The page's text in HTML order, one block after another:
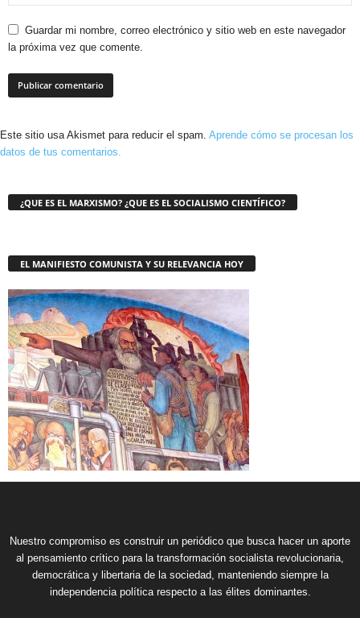
Guardar mi nombre, correo electrónico y sitio web en este navegador
la próxima vez que comente.
Este sitio usa Akismet para reducir el spam. Aprende cómo se procesan los
datos de tus comentarios.
¿QUE ES EL MARXISMO? ¿QUE ES EL SOCIALISMO CIENTÍFICO?
EL MANIFIESTO COMUNISTA Y SU RELEVANCIA HOY
Nuestro compromiso es construir un periódico que busca hacer un aporte
al pensamiento crítico para la transformación socialista revolucionaria,
democrática y libertaria de la sociedad, manteniendo siempre la
independencia política respecto a las élites dominantes.